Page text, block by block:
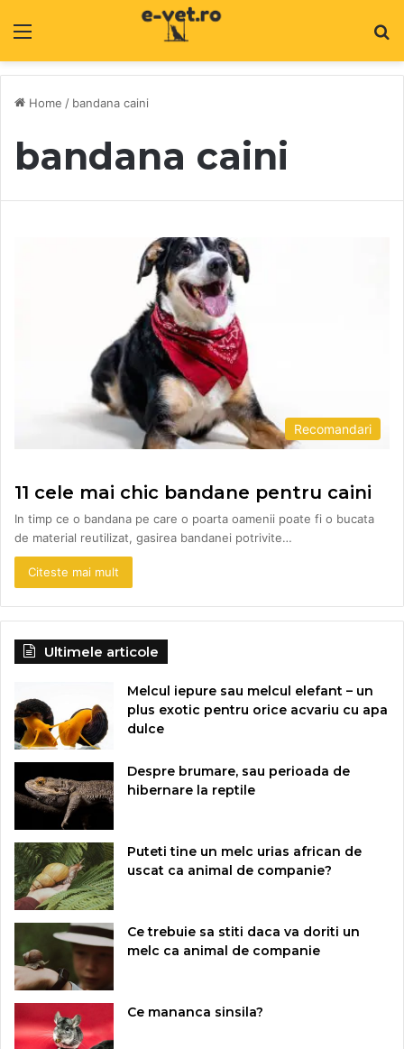
Home / bandana caini
bandana caini
Recomandari
11 cele mai chic bandane pentru caini
In timp ce o bandana pe care o poarta oamenii poate fi o bucata
de material reutilizat, gasirea bandanei potrivite…
Citeste mai mult
Ultimele articole
Melcul iepure sau melcul elefant – un
plus exotic pentru orice acvariu cu apa
dulce
Despre brumare, sau perioada de
hibernare la reptile
Puteti tine un melc urias african de
uscat ca animal de companie?
Ce trebuie sa stiti daca va doriti un
melc ca animal de companie
Ce mananca sinsila?